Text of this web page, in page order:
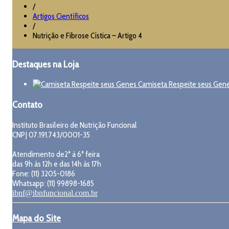
/
Artigos Científicos
/
Nutrição e Fibrose Cística – Artigo 4
Destaques na Loja
Camiseta Respeite seus
Contato
Instituto Brasileiro de Nutrição Funcional
CNPJ 07.191.743/0001-35
Atendimento de2ª à 6ª feira
das 9h às 12h e das 14h às 17h
Fone: (11) 3205-0186
Whatsapp: (11) 99898-1685
ibnf@ibnfuncional.com.br
Mapa do Site